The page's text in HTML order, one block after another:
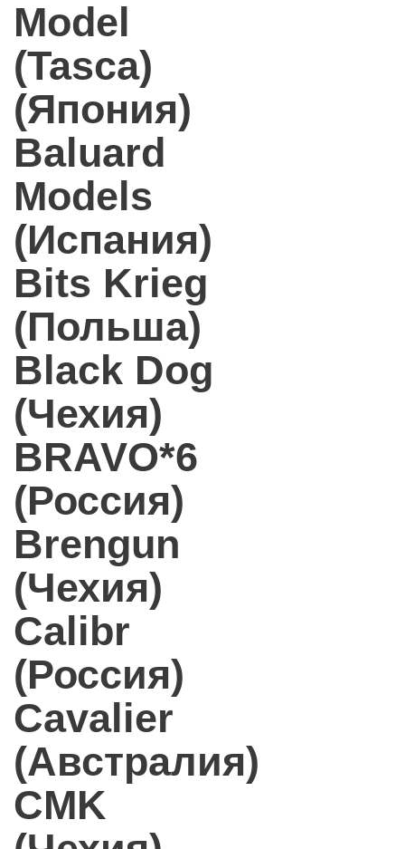
Model
(Tasca)
(Япония)
Baluard
Models
(Испания)
Bits Krieg
(Польша)
Black Dog
(Чехия)
BRAVO*6
(Россия)
Brengun
(Чехия)
Calibr
(Россия)
Cavalier
(Австралия)
CMK